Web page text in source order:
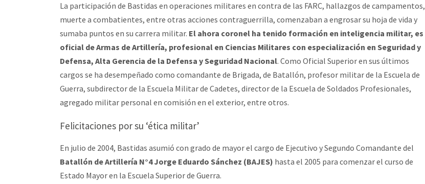
La participación de Bastidas en operaciones militares en contra de las FARC, hallazgos de campamentos,
muerte a combatientes, entre otras acciones contraguerrilla, comenzaban a engrosar su hoja de vida y
sumaba puntos en su carrera militar. El ahora coronel ha tenido formación en inteligencia militar, es
oficial de Armas de Artillería, profesional en Ciencias Militares con especialización en Seguridad y
Defensa, Alta Gerencia de la Defensa y Seguridad Nacional. Como Oficial Superior en sus últimos
cargos se ha desempeñado como comandante de Brigada, de Batallón, profesor militar de la Escuela de
Guerra, subdirector de la Escuela Militar de Cadetes, director de la Escuela de Soldados Profesionales,
agregado militar personal en comisión en el exterior, entre otros.
Felicitaciones por su ‘ética militar’
En julio de 2004, Bastidas asumió con grado de mayor el cargo de Ejecutivo y Segundo Comandante del
Batallón de Artillería N°4 Jorge Eduardo Sánchez (BAJES) hasta el 2005 para comenzar el curso de
Estado Mayor en la Escuela Superior de Guerra.